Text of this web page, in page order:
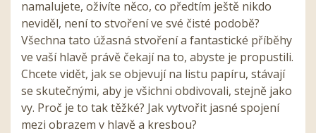
namalujete, oživíte něco, co předtím ještě nikdo
neviděl, není to stvoření ve své čisté podobě?
Všechna tato úžasná stvoření a fantastické příběhy
ve vaší hlavě právě čekají na to, abyste je propustili.
Chcete vidět, jak se objevují na listu papíru, stávají
se skutečnými, aby je všichni obdivovali, stejně jako
vy. Proč je to tak těžké? Jak vytvořit jasné spojení
mezi obrazem v hlavě a kresbou?